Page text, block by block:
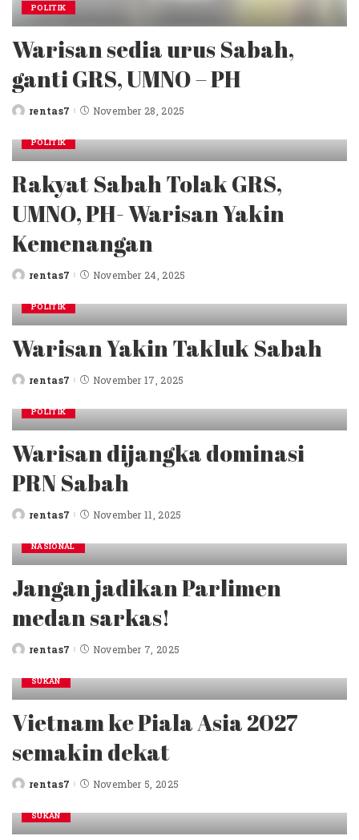
POLITIK
Warisan sedia urus Sabah,
ganti GRS, UMNO – PH
Postedrentas7 November 28, 2025
POLITIK
Rakyat Sabah Tolak GRS,
UMNO, PH- Warisan Yakin
Kemenangan
Postedrentas7 November 24, 2025
POLITIK
Warisan Yakin Takluk Sabah
Postedrentas7 November 17, 2025
POLITIK
Warisan dijangka dominasi
PRN Sabah
Postedrentas7 November 11, 2025
NASIONAL
Jangan jadikan Parlimen
medan sarkas!
Postedrentas7 November 7, 2025
SUKAN
Vietnam ke Piala Asia 2027
semakin dekat
Postedrentas7 November 5, 2025
SUKAN